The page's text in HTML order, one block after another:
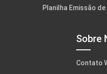
Planilha Emissão
Sobre
Contato